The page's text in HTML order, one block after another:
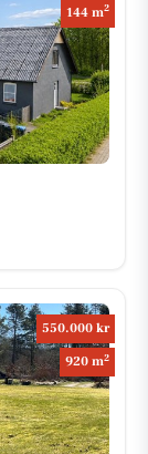
144 m2
550.000 kr
920 m2